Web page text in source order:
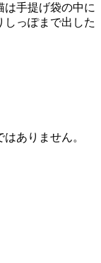
は手提げ袋の中に
しっぽまで出した
ありません。